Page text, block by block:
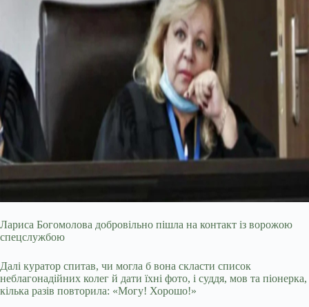
Лариса Богомолова добровільно пішла на контакт із ворожою
спецслужбою
Далі куратор спитав, чи могла б вона скласти список
неблагонадійних колег й дати їхні фото, і суддя, мов та піонерка,
кілька разів повторила: «Могу! Хорошо!»